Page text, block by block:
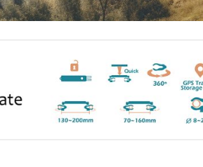
自行車&電動車市場快訊
Update